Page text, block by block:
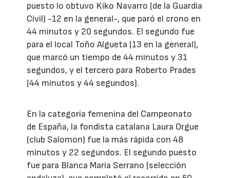
puesto lo obtuvo Kiko Navarro (de la Guardia
Civil) -12 en la general-, que paró el crono en
44 minutos y 20 segundos. El segundo fue
para el local Toño Algueta (13 en la general),
que marcó un tiempo de 44 minutos y 31
segundos, y el tercero para Roberto Prades
(44 minutos y 44 segundos).
En la categoría femenina del Campeonato
de España, la fondista catalana Laura Orgue
(club Salomon) fue la más rápida con 48
minutos y 22 segundos. El segundo puesto
fue para Blanca María Serrano (selección